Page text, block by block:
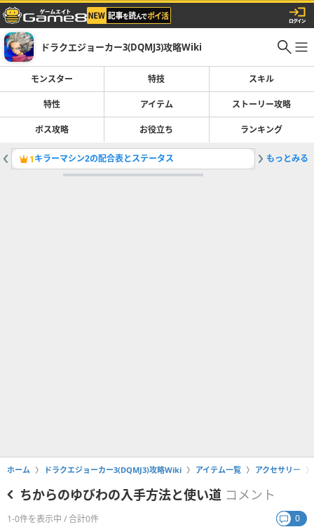
ドラクエジョーカー3(DQMJ3)攻略Wiki
モンスター 特技 スキル
特性 アイテム ストーリー攻略
ボス攻略 お役立ち ランキング
1キラーマシン2の配合表とステータス 2モンス
もっとみる
ホーム ドラクエジョーカー3(DQMJ3)攻略Wiki アイテム一覧 アクセサリー
ちからのゆびわの入手方法と使い道 コメント
1-0件を表示中 / 合計0件 0